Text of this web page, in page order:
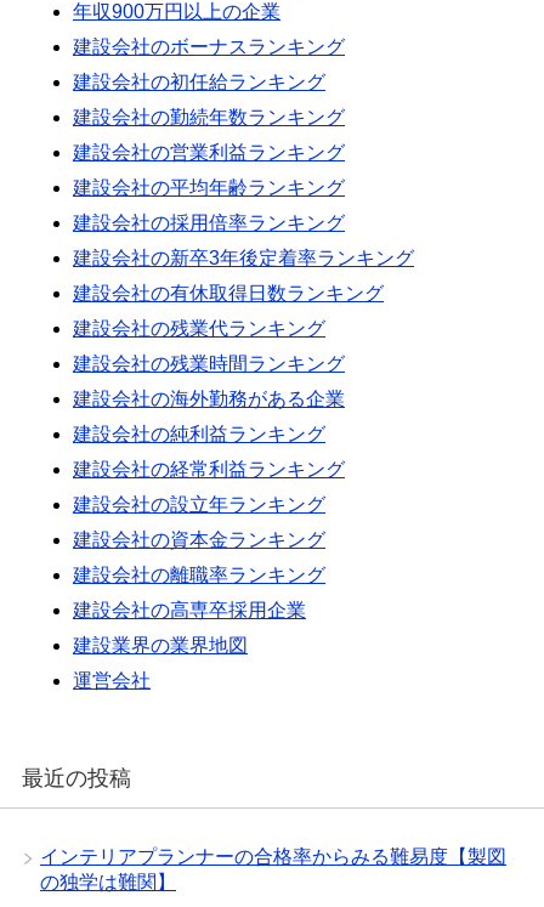
年収900万円以上の企業
建設会社のボーナスランキング
建設会社の初任給ランキング
建設会社の勤続年数ランキング
建設会社の営業利益ランキング
建設会社の平均年齢ランキング
建設会社の採用倍率ランキング
建設会社の新卒3年後定着率ランキング
建設会社の有休取得日数ランキング
建設会社の残業代ランキング
建設会社の残業時間ランキング
建設会社の海外勤務がある企業
建設会社の純利益ランキング
建設会社の経常利益ランキング
建設会社の設立年ランキング
建設会社の資本金ランキング
建設会社の離職率ランキング
建設会社の高専卒採用企業
建設業界の業界地図
運営会社
最近の投稿
インテリアプランナーの合格率からみる難易度【製図
の独学は難関】